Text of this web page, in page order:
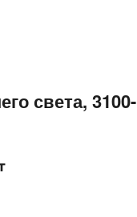
света, 3100-